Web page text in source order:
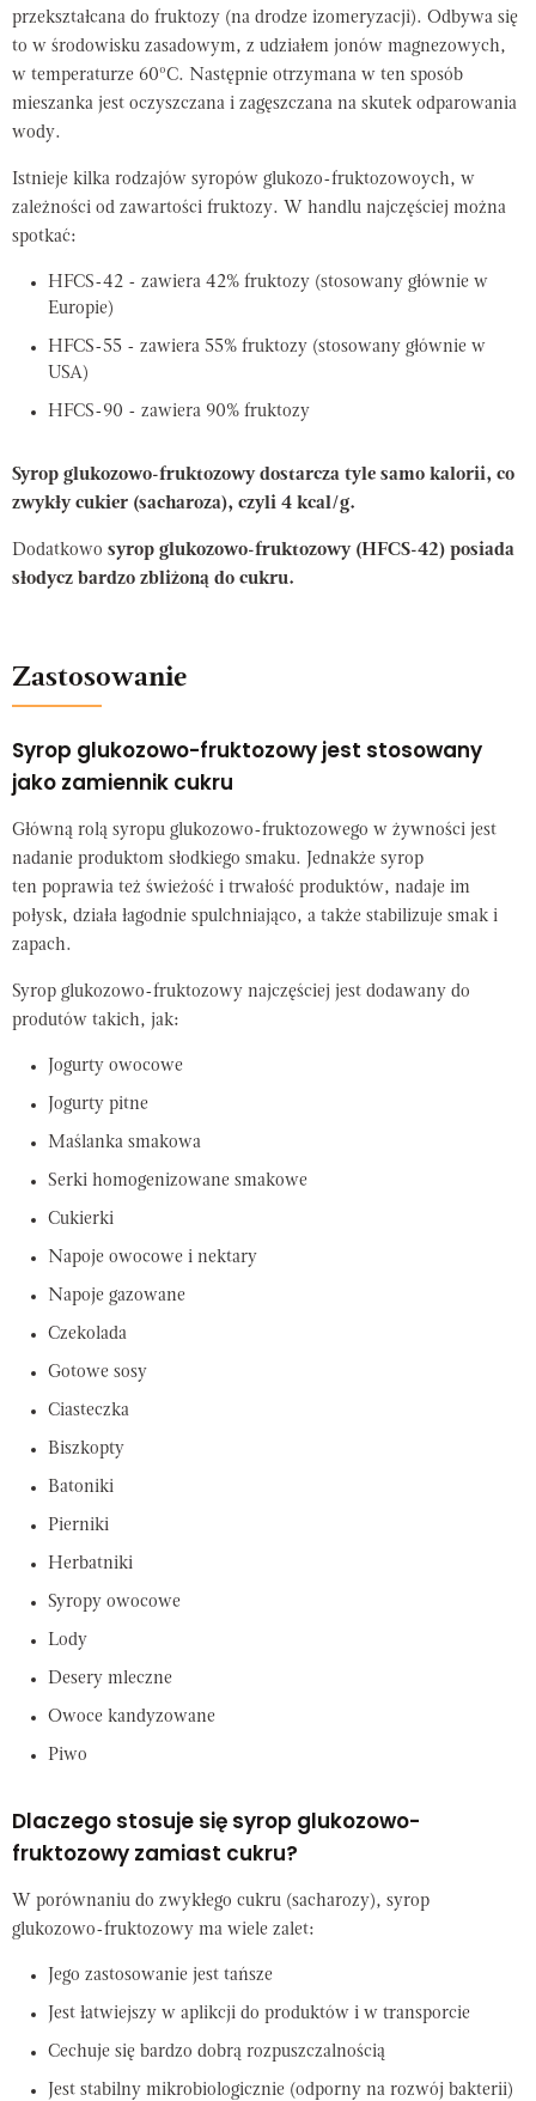
przekształcana do fruktozy (na drodze izomeryzacji). Odbywa się
to w środowisku zasadowym, z udziałem jonów magnezowych,
w temperaturze 60ºC. Następnie otrzymana w ten sposób
mieszanka jest oczyszczana i zagęszczana na skutek odparowania
wody.
Istnieje kilka rodzajów syropów glukozo-fruktozowoych, w
zależności od zawartości fruktozy. W handlu najczęściej można
spotkać:
HFCS-42 - zawiera 42% fruktozy (stosowany głównie w
Europie)
HFCS-55 - zawiera 55% fruktozy (stosowany głównie w
USA)
HFCS-90 - zawiera 90% fruktozy
Syrop glukozowo-fruktozowy dostarcza tyle samo kalorii, co
zwykły cukier (sacharoza), czyli 4 kcal/g.
Dodatkowo syrop glukozowo-fruktozowy (HFCS-42) posiada
słodycz bardzo zbliżoną do cukru.
Zastosowanie
Syrop glukozowo-fruktozowy jest stosowany
jako zamiennik cukru
Główną rolą syropu glukozowo-fruktozowego w żywności jest
nadanie produktom słodkiego smaku. Jednakże syrop
ten poprawia też świeżość i trwałość produktów, nadaje im
połysk, działa łagodnie spulchniająco, a także stabilizuje smak i
zapach.
Syrop glukozowo-fruktozowy najczęściej jest dodawany do
produtów takich, jak:
Jogurty owocowe
Jogurty pitne
Maślanka smakowa
Serki homogenizowane smakowe
Cukierki
Napoje owocowe i nektary
Napoje gazowane
Czekolada
Gotowe sosy
Ciasteczka
Biszkopty
Batoniki
Pierniki
Herbatniki
Syropy owocowe
Lody
Desery mleczne
Owoce kandyzowane
Piwo
Dlaczego stosuje się syrop glukozowo-
fruktozowy zamiast cukru?
W porównaniu do zwykłego cukru (sacharozy), syrop
glukozowo-fruktozowy ma wiele zalet:
Jego zastosowanie jest tańsze
Jest łatwiejszy w aplikcji do produktów i w transporcie
Cechuje się bardzo dobrą rozpuszczalnością
Jest stabilny mikrobiologicznie (odporny na rozwój bakterii)